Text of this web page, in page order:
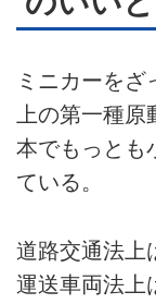
ミニカーを
上の第一種原
本でもっとも
ている。
道路交通法上
運送車両法上